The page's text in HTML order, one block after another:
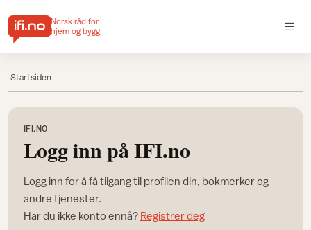
Norsk råd for
hjem og bygg
Startsiden
IFI.NO
Logg inn på IFI.no
Logg inn for å få tilgang til profilen din, bokmerker og
andre tjenester.
Har du ikke konto ennå? Registrer deg